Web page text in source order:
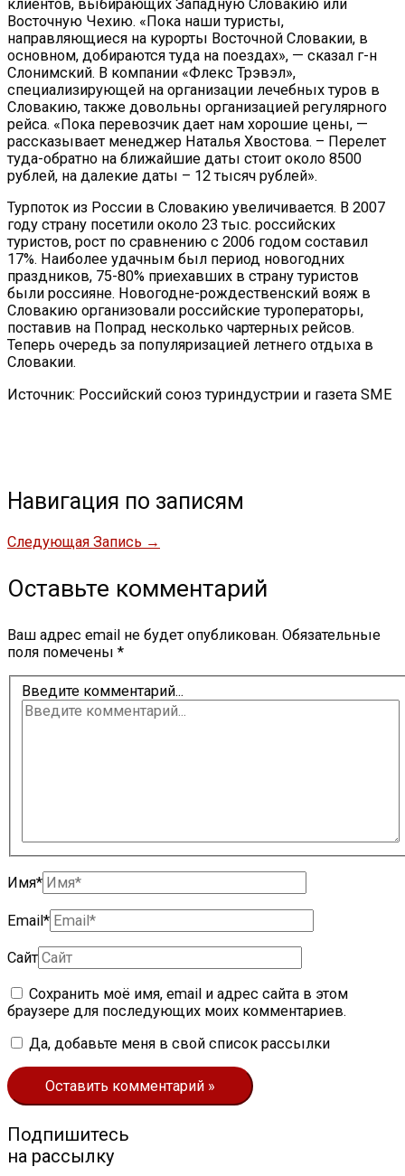
клиентов, выбирающих Западную Словакию или
Восточную Чехию. «Пока наши туристы,
направляющиеся на курорты Восточной Словакии, в
основном, добираются туда на поездах», — сказал г-н
Слонимский. В компании «Флекс Трэвэл»,
специализирующей на организации лечебных туров в
Словакию, также довольны организацией регулярного
рейса. «Пока перевозчик дает нам хорошие цены, —
рассказывает менеджер Наталья Хвостова. – Перелет
туда-обратно на ближайшие даты стоит около 8500
рублей, на далекие даты – 12 тысяч рублей».
Турпоток из России в Словакию увеличивается. В 2007
году страну посетили около 23 тыс. российских
туристов, рост по сравнению с 2006 годом составил
17%. Наиболее удачным был период новогодних
праздников, 75-80% приехавших в страну туристов
были россияне. Новогодне-рождественский вояж в
Словакию организовали российские туроператоры,
поставив на Попрад несколько чартерных рейсов.
Теперь очередь за популяризацией летнего отдыха в
Словакии.
Источник: Российский союз туриндустрии и газета SME
Навигация по записям
Следующая Запись →
Оставьте комментарий
Ваш адрес email не будет опубликован. Обязательные
поля помечены *
Введите комментарий...
Имя*
Email*
Сайт
Сохранить моё имя, email и адрес сайта в этом
браузере для последующих моих комментариев.
Да, добавьте меня в свой список рассылки
Подпишитесь
на рассылку